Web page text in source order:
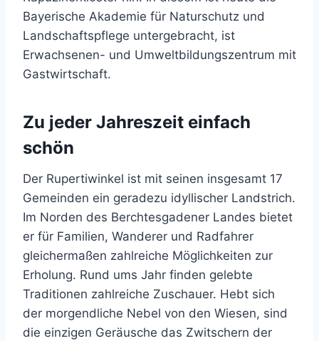
Bayerische Akademie für Naturschutz und
Landschaftspflege untergebracht, ist
Erwachsenen- und Umweltbildungszentrum mit
Gastwirtschaft.
Zu jeder Jahreszeit einfach
schön
Der Rupertiwinkel ist mit seinen insgesamt 17
Gemeinden ein geradezu idyllischer Landstrich.
Im Norden des Berchtesgadener Landes bietet
er für Familien, Wanderer und Radfahrer
gleichermaßen zahlreiche Möglichkeiten zur
Erholung. Rund ums Jahr finden gelebte
Traditionen zahlreiche Zuschauer. Hebt sich
der morgendliche Nebel von den Wiesen, sind
die einzigen Geräusche das Zwitschern der